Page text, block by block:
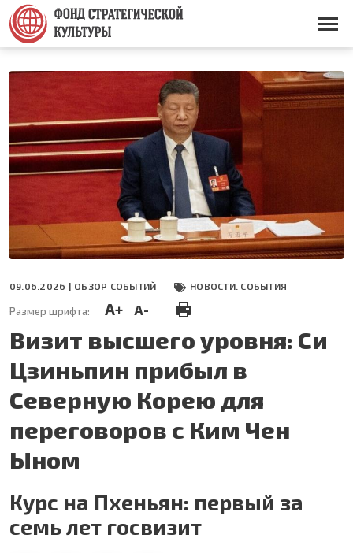
Перейти
основному
содержанию
Основная
09.06.2026 | ОБЗОР СОБЫТИЙ НОВОСТИ. СОБЫТИЯ
Размер шрифта: A+ A-
Визит высшего уровня: Си
Цзиньпин прибыл в
Северную Корею для
переговоров с Ким Чен
Ыном
Курс на Пхеньян: первый за
семь лет госвизит